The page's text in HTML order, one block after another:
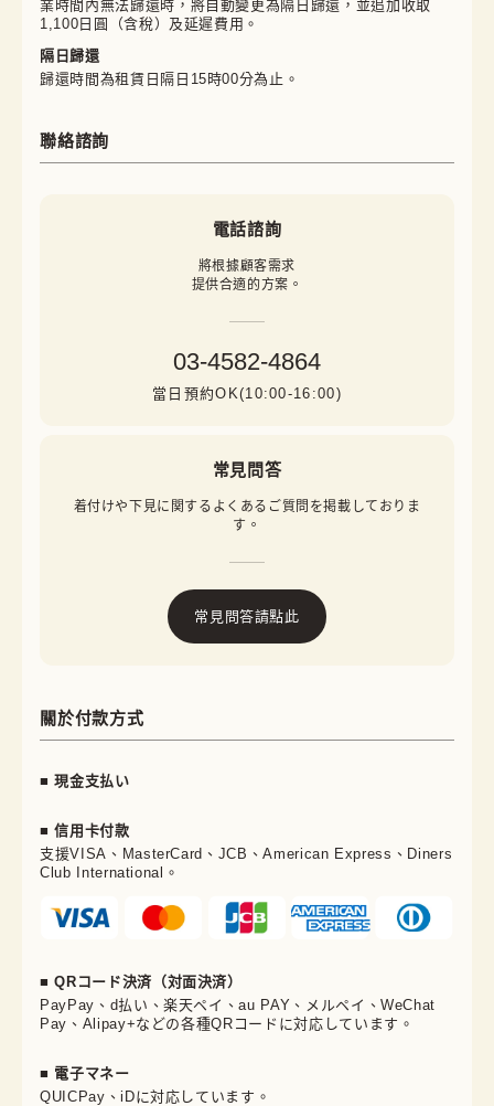
業時間內無法歸還時，將自動變更為隔日歸還，並追加收取
1,100日圓（含稅）及延遲費用。
隔日歸還
歸還時間為租賃日隔日15時00分為止。
聯絡諮詢
電話諮詢
將根據顧客需求
提供合適的方案。
03-4582-4864
當日預約OK(10:00-16:00)
常見問答
着付けや下見に関するよくあるご質問を掲載しておりま
す。
常見問答請點此
關於付款方式
■ 現金支払い
■ 信用卡付款
支援VISA、MasterCard、JCB、American Express、Diners
Club International。
■ QRコード決済（対面決済）
PayPay、d払い、楽天ペイ、au PAY、メルペイ、WeChat
Pay、Alipay+などの各種QRコードに対応しています。
■ 電子マネー
QUICPay、iDに対応しています。